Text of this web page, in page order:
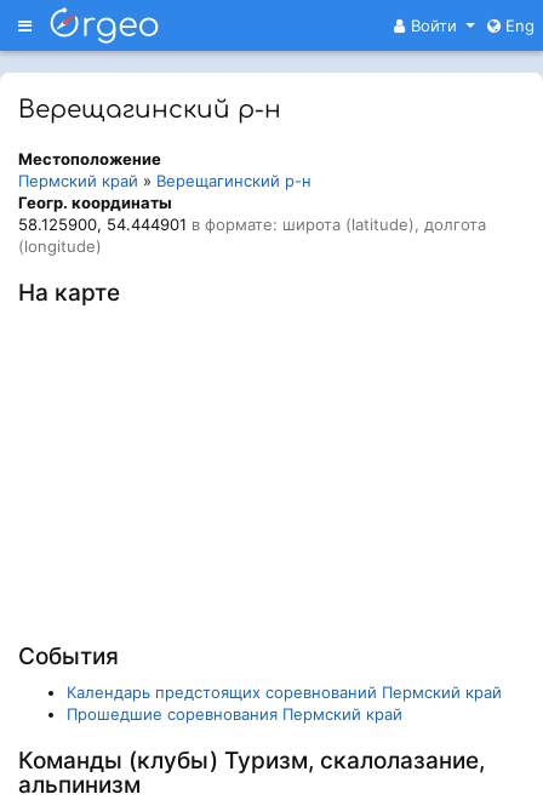
Меню Войти Eng
Верещагинский р-н
Местоположение
Пермский край » Верещагинский р-н
Геогр. координаты
58.125900, 54.444901 в формате: широта (latitude), долгота
(longitude)
На карте
События
Календарь предстоящих соревнований Пермский край
Прошедшие соревнования Пермский край
Команды (клубы) Туризм, скалолазание,
альпинизм